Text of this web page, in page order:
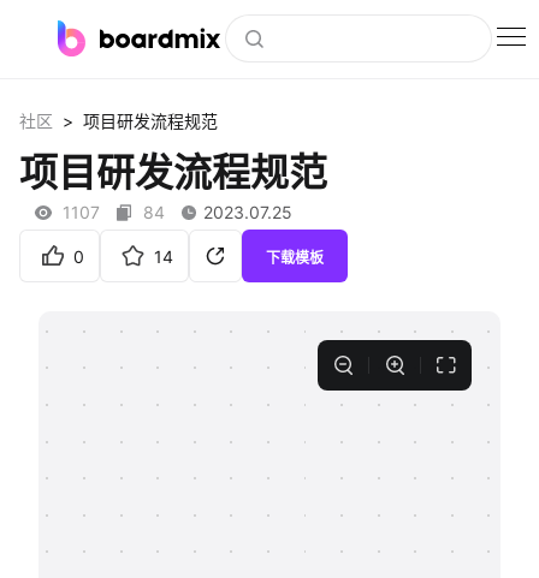
社区资源
下载
私有化部署
客户案例
支持
社区 > 项目研发流程规范
项目研发流程规范
1107 84 2023.07.25
0 14 下载模板